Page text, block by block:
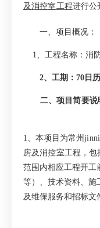
及消控室工程进行公
一、 项目概况：
1 、工程名称： 消
2、工期：70 日
二、项目简要说
1 、本项目为常州
房及消控室工程 
范围内相应工程开工
等）、技术资料、
及维保服务和招标文件